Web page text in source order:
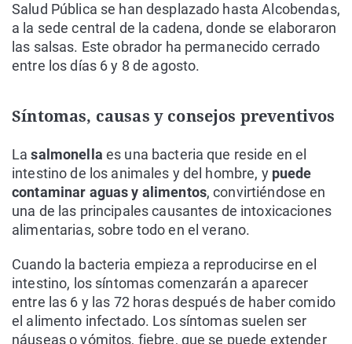
Salud Pública se han desplazado hasta Alcobendas,
a la sede central de la cadena, donde se elaboraron
las salsas. Este obrador ha permanecido cerrado
entre los días 6 y 8 de agosto.
Síntomas, causas y consejos preventivos
Lasalmonella es una bacteria que reside en el
intestino de los animales y del hombre, y puede
contaminar aguas y alimentos, convirtiéndose en
una de las principales causantes de intoxicaciones
alimentarias, sobre todo en el verano.
Cuando la bacteria empieza a reproducirse en el
intestino, los síntomas comenzarán a aparecer
entre las 6 y las 72 horas después de haber comido
el alimento infectado. Los síntomas suelen ser
náuseas o vómitos, fiebre, que se puede extender